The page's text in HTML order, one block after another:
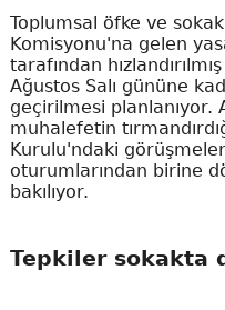
Toplumsal öfke ve
Komisyonu'na gelen
tarafından
Ağustos Salı gününe
geçirilmesi planlanıyor.
muhalefetin
Kurulu'ndaki
oturumlarından birine
bakılıyor.
Tepkiler sokakta